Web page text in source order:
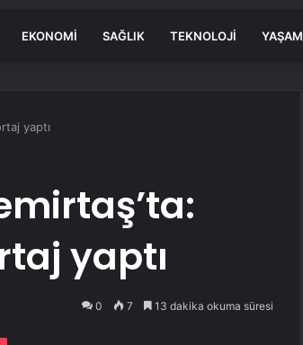
EKONOMI SAĞLIK TEKNOLOJI YAŞAM
yaptı
yaptı
0 7 13 dakika okuma süresi
Pocket